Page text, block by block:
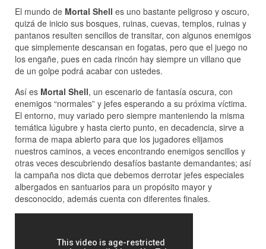
El mundo de Mortal Shell es uno bastante peligroso y oscuro,
quizá de inicio sus bosques, ruinas, cuevas, templos, ruinas y
pantanos resulten sencillos de transitar, con algunos enemigos
que simplemente descansan en fogatas, pero que el juego no
los engañe, pues en cada rincón hay siempre un villano que
de un golpe podrá acabar con ustedes.
Así es Mortal Shell, un escenario de fantasía oscura, con
enemigos “normales” y jefes esperando a su próxima víctima.
El entorno, muy variado pero siempre manteniendo la misma
temática lúgubre y hasta cierto punto, en decadencia, sirve a
forma de mapa abierto para que los jugadores elijamos
nuestros caminos, a veces encontrando enemigos sencillos y
otras veces descubriendo desafíos bastante demandantes; así
la campaña nos dicta que debemos derrotar jefes especiales
albergados en santuarios para un propósito mayor y
desconocido, además cuenta con diferentes finales.